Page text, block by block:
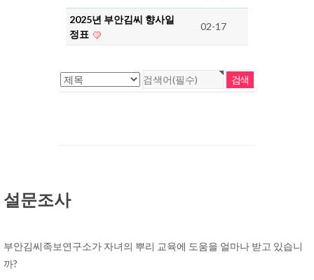
2025년 부안김씨 향사일
정표
02-17
설문조사
부안김씨족보연구소가 자녀의 뿌리 교육에 도움을 얼마나 받고 있습니
까?